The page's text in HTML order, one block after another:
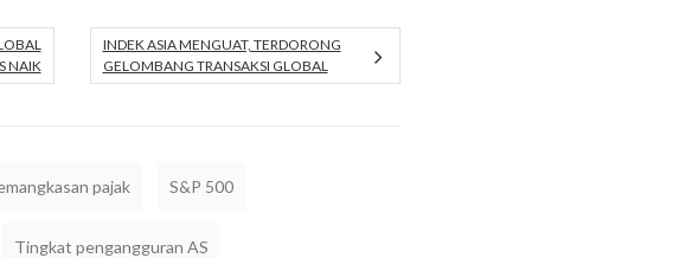
NAIK
INDEK ASIA MENGUAT, TERDORONG
GELOMBANG TRANSAKSI GLOBAL
pajak S&P 500
Tingkat pengangguran AS